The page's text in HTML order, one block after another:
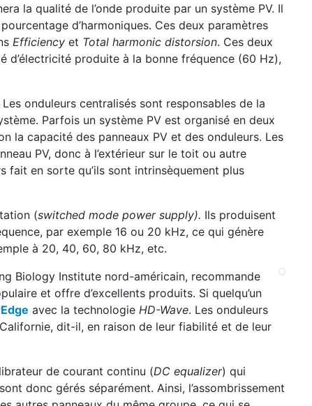
la qualité de l’onde produite par un système PV. Il
d’harmoniques. Ces deux paramètres
Efficiency et Total harmonic distorsion. Ces deux
d’électricité produite à la bonne fréquence (60 Hz),
onduleurs centralisés sont responsables de la
Parfois un système PV est organisé en deux
la capacité des panneaux PV et des onduleurs. Les
PV, donc à l’extérieur sur le toit ou autre
fait en sorte qu’ils sont intrinsèquement plus
(switched mode power supply). Ils produisent
par exemple 16 ou 20 kHz, ce qui génère
à 20, 40, 60, 80 kHz, etc.
Biology Institute nord-américain, recommande
et offre d’excellents produits. Si quelqu’un
avec la technologie HD-Wave. Les onduleurs
dit-il, en raison de leur fiabilité et de leur
de courant continu (DC equalizer) qui
donc gérés séparément. Ainsi, l’assombrissement